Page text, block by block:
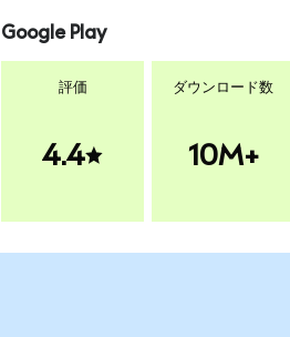
Google Play
評価
4.4
ダウンロード数
10M+